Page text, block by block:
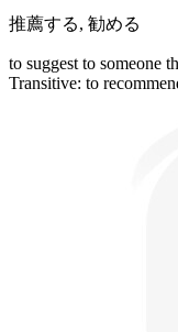
推薦する, 勧める
to suggest to someone
Transitive: to